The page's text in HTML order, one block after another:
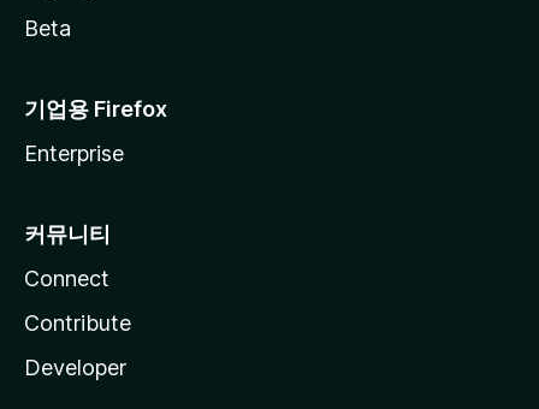
Beta
기업용 Firefox
Enterprise
커뮤니티
Connect
Contribute
Developer